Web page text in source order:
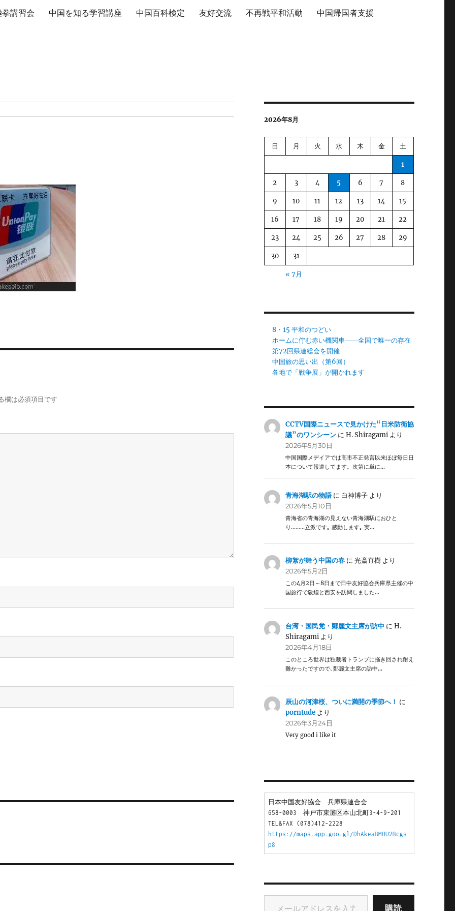
拳講習会 中国を知る学習講座 中国百科検定 友好交流 不再戦平和活動 中国帰国者支援
欄は必須項目です
2026年8月
日 月 火 水 木 金 土
1
2 3 4 5 6 7 8
9 10 11 12 13 14 15
16 17 18 19 20 21 22
23 24 25 26 27 28 29
30 31
« 7月
8・15 平和のつどい
ホームに佇む赤い機関車――全国で唯一の存在
第72回県連総会を開催
中国旅の思い出（第6回）
各地で「戦争展」が開かれます
CCTV国際ニュースで見かけた“日米防衛協
議”のワンシーン にH. Shiragami より
2026年5月30日
中国国際メデイアでは高市不正発言以来ほぼ毎日日
本について報道してます。次第に単に…
青海湖駅の物語に 白神博子 より
2026年5月10日
青海省の青海湖の見えない青海湖駅におひと
り………立派です｡ 感動します｡ 実…
柳絮が舞う中国の春 に光斎直樹 より
2026年5月2日
この4月2日～8日まで日中友好協会兵庫県主催の中
国旅行で敦煌と西安を訪問しました…
台湾・国民党・鄭麗文主席が訪中 にH.
Shiragami より
2026年4月18日
このところ世界は独裁者トランプに掻き回され耐え
難かったですので､鄭麗文主席の訪中…
辰山の河津桜、ついに満開の季節へ！ に
porntude より
2026年3月24日
Very good i like it
日本中国友好協会　兵庫県連合会
658-0003　神戸市東灘区本山北町3-4-9-201
TEL&FAX (078)412-2228
https://maps.app.goo.gl/DhAkeaBMHU2Bcgs
p8
メールアドレスを入力...
購読